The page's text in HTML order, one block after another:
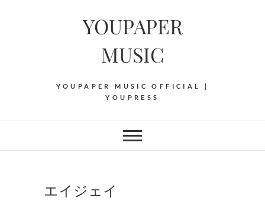
YOUPAPER
MUSIC
YOUPAPER MUSIC OFFICIAL |
YOUPRESS
エイジェイ